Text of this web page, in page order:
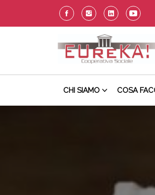
CHI SIAMO COSA